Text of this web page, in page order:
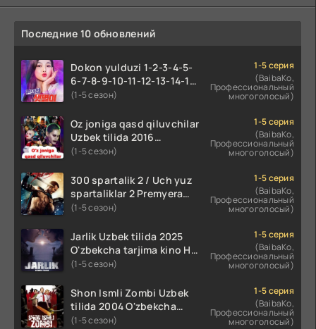
Последние 10 обновлений
Dokon yulduzi 1-2-3-4-5-
6-7-8-9-10-11-12-13-14-15-
16-17 Qism Uzbek tilida
qismlari o'zbek tilida
(1-5 сезон)
1-5 серия
(BaibaKo,
Профессиональный
многоголосый)
Oz joniga qasd qiluvchilar
Uzbek tilida 2016
O'zbekcha tarjima kino
(1-5 сезон)
1-5 серия
(BaibaKo,
Профессиональный
многоголосый)
300 spartalik 2 / Uch yuz
spartaliklar 2 Premyera
Uzbek tilida 2013
skachat
(1-5 сезон)
1-5 серия
(BaibaKo,
Профессиональный
многоголосый)
Jarlik Uzbek tilida 2025
O'zbekcha tarjima kino HD
skachat
(1-5 сезон)
1-5 серия
(BaibaKo,
Профессиональный
многоголосый)
Shon Ismli Zombi Uzbek
tilida 2004 O'zbekcha
tarjima kino HD skachat
(1-5 сезон)
1-5 серия
(BaibaKo,
Профессиональный
многоголосый)